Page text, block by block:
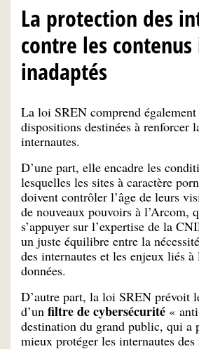
La protection des
contre les
inadaptés
La loi SREN comprend également
dispositions destinées à renforcer
internautes.
D’une part, elle encadre les
lesquelles les sites à caractère
doivent contrôler l’âge de leurs
de nouveaux pouvoirs à l’Arcom,
s’appuyer sur l’expertise de la
un juste équilibre entre la
des internautes et les enjeux liés
données.
D’autre part, la loi SREN prévoit
d’un filtre de cybersécurité «
destination du grand public, qui a
mieux protéger les internautes des